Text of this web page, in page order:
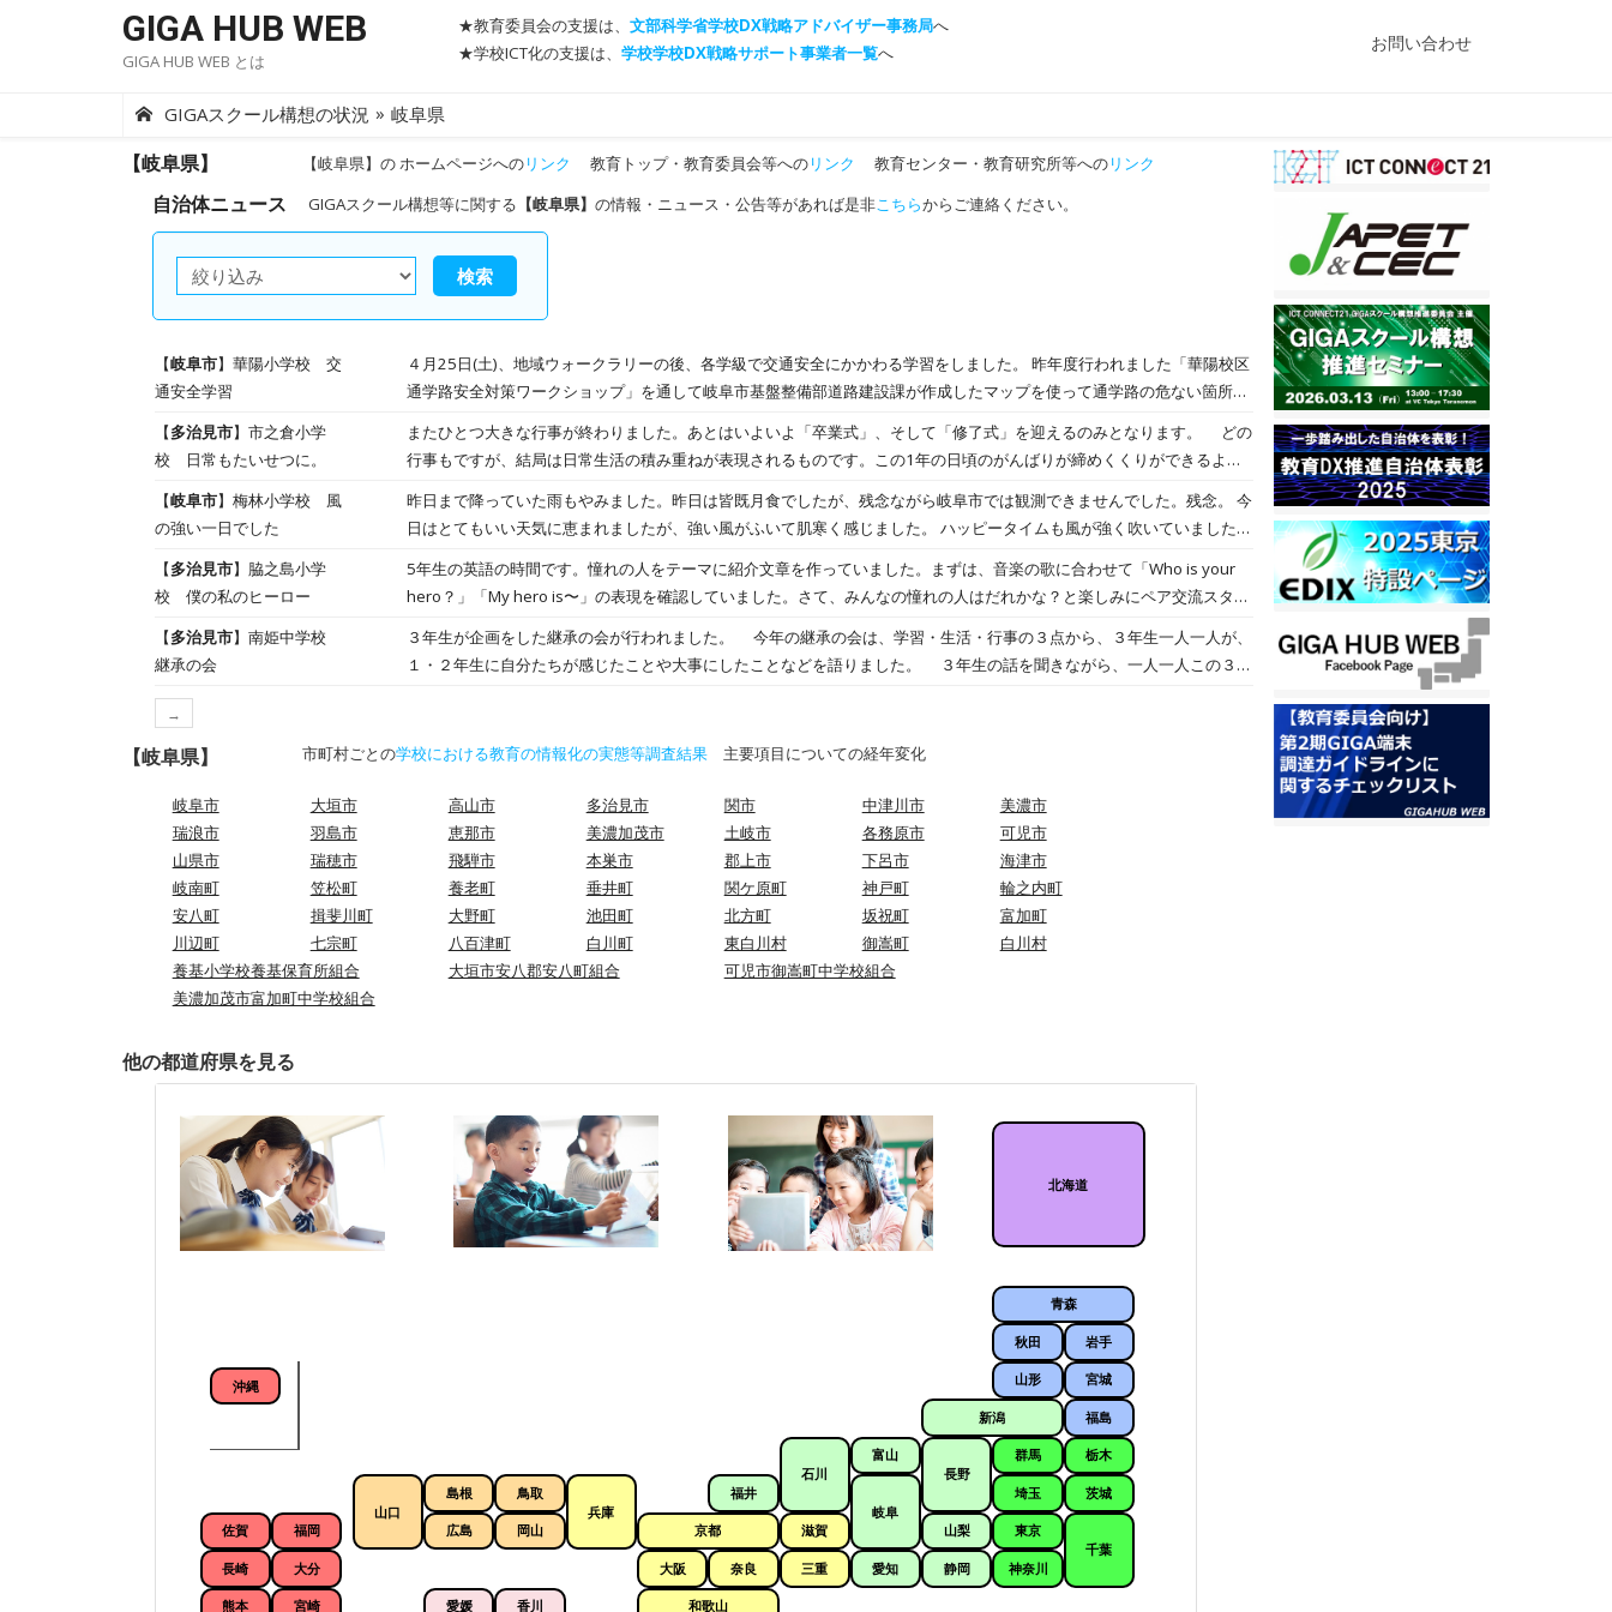
GIGA HUB WEB
GIGA HUB WEB とは
★教育委員会の支援は、 文部科学省学校DX戦略アドバイザー事務局へ
★学校ICT化の支援は、 学校学校DX戦略サポート事業者一覧へ お問い合わせ
GIGAスクール構想の状況 » 岐阜県
【岐阜県】 【岐阜県】の ホームページへのリンク 教育トップ・教育委員会等へのリンク 教育センター・教育研究所等へのリンク
自治体ニュース GIGAスクール構想等に関する 【岐阜県】 の情報・ニュース・公告等があれば是非こちらからご連絡ください。
検索
【岐阜市】華陽小学校 交
通安全学習
４月25日(土)、地域ウォークラリーの後、各学級で交通安全にかかわる学習をしました。 昨年度行われました「華陽校区
通学路安全対策ワークショップ」を通して岐阜市基盤整備部道路建設課が作成したマップを使って通学路の危ない箇所を
ました。 あわせて、午後に行われる引き渡し訓練の際に行うロイロノートを使った自宅到着確認訓練のやり方についても
学びました。
【多治見市】市之倉小学
校 日常もたいせつに。
またひとつ大きな行事が終わりました。あとはいよいよ「卒業式」、そして「修了式」を迎えるのみとなります。 どの
行事もですが、結局は日常生活の積み重ねが表現されるものです。この1年の日頃のがんばりが締めくくりができるよ
う。 もちろん授業もがんばっています！ 合奏、ずいぶん上手になりました 算数の立体の勉強中。難しいかなぁ。 こちら
は一生懸命に作文作りをしているな〜と思ったら、 この「地図」を元に自分でいろんな発想をして、物語を作っていまし
た。おもしろそう！ こちらでは、ロープを滑り降りるの乗り物を作っているようで、いろんな飾り付けをがんばっていま
した。滑らす日が楽しみですね！
【岐阜市】梅林小学校 風
の強い一日でした
昨日まで降っていた雨もやみました。昨日は皆既月食でしたが、残念ながら岐阜市では観測できませんでした。残念。 今
日はとてもいい天気に恵まれましたが、強い風がふいて肌寒く感じました。 ハッピータイムも風が強く吹いていました
る３年生。ラインサッカーが始まります。 １年生は、入学してくる１年生がハッピーな気持ちで生活できるように何がで
きそうか考え、交流していました。 ２年生はカッターナイフが正しく使えるように練習していました。ボランティアの方
にも支援していただきました。ありがとうございました。 ４年生も図工で校舎内のあちこちを撮影していました。素材に
使うようです。どんな作品になるのか楽しみですね。 今日は最後の委員会で振り返りを行いました。５、６年生みなさ
は６年生が登場です。バスケットボールをがんばっています。お姉さんがバスケットボールをしている姿に憧れて３年生
ています。 卒業まであと１１日。
【多治見市】脇之島小学
校 僕の私のヒーロー
5年生の英語の時間です。憧れの人をテーマに紹介文章を作っていました。まずは、音楽の歌に合わせて「Who is your
hero？」「My hero is〜」の表現を確認していました。さて、みんなの憧れの人はだれかな？と楽しみにペア交流スター
る子もいました。よりよく伝わるように、どんなところがステキなのかを文章にするだけでなく、相手の目を見て、イラ
ストや写真を駆使しながら相手に伝えることができていました。聴く子も、話す人の方を向いて頷いたり、英語でリアク
【多治見市】南姫中学校
継承の会
３年生が企画をした継承の会が行われました。 今年の継承の会は、学習・生活・行事の３点から、３年生一人一人が、
１・２年生に自分たちが感じたことや大事にしたことなどを語りました。 ３年生の話を聞きながら、一人一人この３年
→
【岐阜県】 市町村ごとの学校における教育の情報化の実態等調査結果 主要項目についての経年変化
岐阜市 大垣市 高山市 多治見市 関市 中津川市
美濃市
瑞浪市
羽島市 恵那市 美濃加茂市 土岐市 各務原市
可児市
山県市
瑞穂市 飛騨市 本巣市 郡上市 下呂市
海津市
岐南町
笠松町 養老町 垂井町 関ケ原町 神戸町
輪之内町
安八町
揖斐川町 大野町 池田町 北方町 坂祝町
富加町
川辺町
七宗町 八百津町 白川町 東白川村 御嵩町
白川村
養基小学校養基保育所組合
大垣市安八郡安八町組合
可児市御嵩町中学校組合
美濃加茂市富加町中学校組合
他の都道府県を見る
北海道
青森
岩手
宮城
秋田
山形
福島
茨城
栃木
群馬
埼玉
千葉
東京
神奈川
新潟
富山
石川
福井
山梨
長野
岐阜
静岡
愛知
三重
滋賀
京都
大阪
兵庫
奈良
和歌山
鳥取
島根
岡山
広島
山口
香川
愛媛
福岡
佐賀
長崎
熊本
大分
宮崎
沖縄